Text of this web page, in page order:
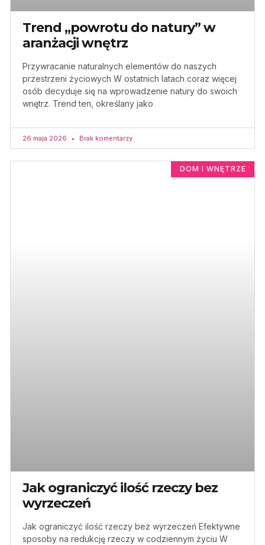
Trend „powrotu do natury” w
aranżacji wnętrz
Przywracanie naturalnych elementów do naszych
przestrzeni życiowych W ostatnich latach coraz więcej
osób decyduje się na wprowadzenie natury do swoich
wnętrz. Trend ten, określany jako
26 maja 2026 Brak komentarzy
DOM I WNĘTRZE
Jak ograniczyć ilość rzeczy bez
wyrzeczeń
Jak ograniczyć ilość rzeczy bez wyrzeczeń Efektywne
sposoby na redukcję rzeczy w codziennym życiu W